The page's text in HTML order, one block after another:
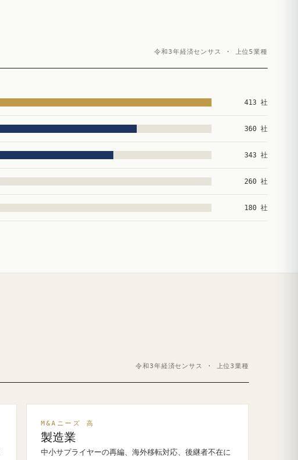
令和3年経済センサス · 上位5業種
413 社
360 社
343 社
260 社
180 社
令和3年経済センサス · 上位3業種
M&Aニーズ 高
製造業
中小サプライヤーの再編、海外移転対応、後継者不在に